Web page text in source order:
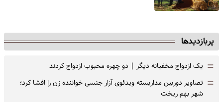
پربازدیدها
= یک ازدواج مخفیانه دیگر | دو چهره محبوب ازدواج کردند
= تصاویر دوربین مداربسته ویدئوی آزار جنسی خواننده زن را افشا کرد؛
شهر بهم ریخت